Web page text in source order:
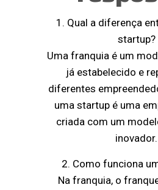
1. Qual a diferença
startup?
Uma franquia é um
já estabelecido e
diferentes
uma startup é uma
criada com um
inovador.
2. Como funciona
Na franquia, o